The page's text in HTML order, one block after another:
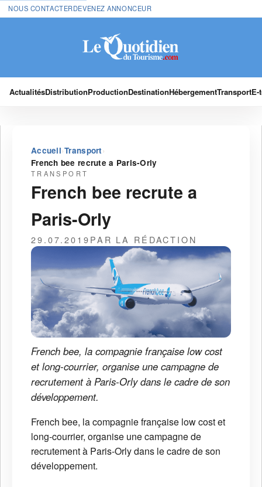
NOUS CONTACTERDEVENEZ ANNONCEUR
ActualitésDistributionProductionDestinationHébergementTransport
Accueil›Transport ›
French bee recrute a Paris-Orly
TRANSPORT
French bee recrute a
Paris-Orly
29.07.2019PAR LA RÉDACTION
French bee, la compagnie française low cost
et long-courrier, organise une campagne de
recrutement à Paris-Orly dans le cadre de son
développement.
French bee, la compagnie française low cost et
long-courrier, organise une campagne de
recrutement à Paris-Orly dans le cadre de son
développement.